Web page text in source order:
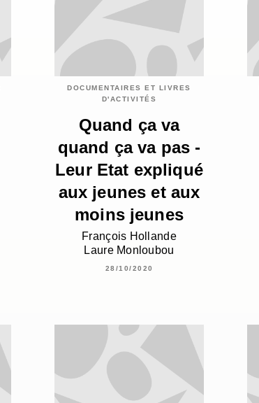
DOCUMENTAIRES ET LIVRES
D'ACTIVITÉS
Quand ça va
quand ça va pas -
Leur Etat expliqué
aux jeunes et aux
moins jeunes
François Hollande
Laure Monloubou
28/10/2020